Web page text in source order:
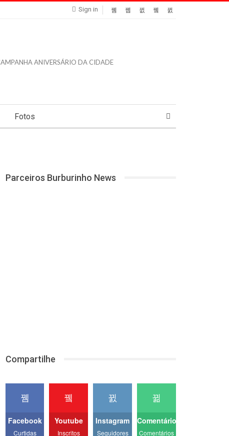
Sign in
Fotos
Parceiros Burburinho News
Compartilhe
Facebook
Curtidas
Youtube
Inscritos
Instagram
Seguidores
Comentários
Comentários